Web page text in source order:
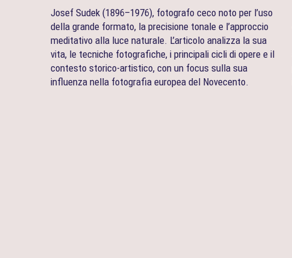
Josef Sudek (1896–1976), fotografo ceco noto per l’uso
della grande formato, la precisione tonale e l’approccio
meditativo alla luce naturale. L’articolo analizza la sua
vita, le tecniche fotografiche, i principali cicli di opere e il
contesto storico-artistico, con un focus sulla sua
influenza nella fotografia europea del Novecento.